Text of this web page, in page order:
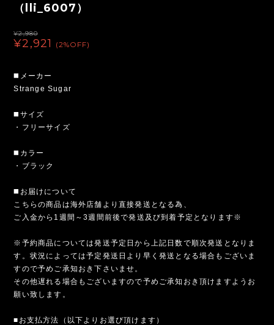
（lli_6007）
¥2,980
¥2,921 (2%OFF)
◼️メーカー
Strange Sugar
◼️サイズ
・フリーサイズ
◼️カラー
・ブラック
◼️お届けについて
こちらの商品は海外店舗より直接発送となる為、
ご入金から1週間～3週間前後で発送及び到着予定となります※
※予約商品については発送予定日から上記日数で順次発送となりま
す。状況によっては予定発送日より早く発送となる場合もございま
すので予めご承知おき下さいませ。
その他遅れる場合もございますので予めご承知おき頂けますようお
願い致します。
■お支払方法（以下よりお選び頂けます）